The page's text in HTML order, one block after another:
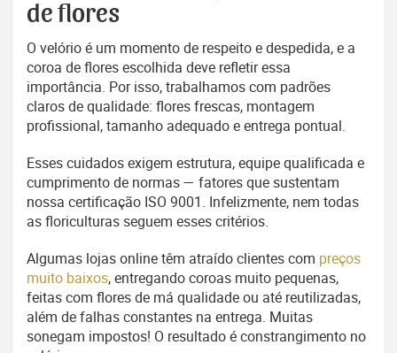
de flores
O velório é um momento de respeito e despedida, e a
coroa de flores escolhida deve refletir essa
importância. Por isso, trabalhamos com padrões
claros de qualidade: flores frescas, montagem
profissional, tamanho adequado e entrega pontual.
Esses cuidados exigem estrutura, equipe qualificada e
cumprimento de normas — fatores que sustentam
nossa certificação ISO 9001. Infelizmente, nem todas
as floriculturas seguem esses critérios.
Algumas lojas online têm atraído clientes com preços
muito baixos, entregando coroas muito pequenas,
feitas com flores de má qualidade ou até reutilizadas,
além de falhas constantes na entrega. Muitas
sonegam impostos! O resultado é constrangimento no